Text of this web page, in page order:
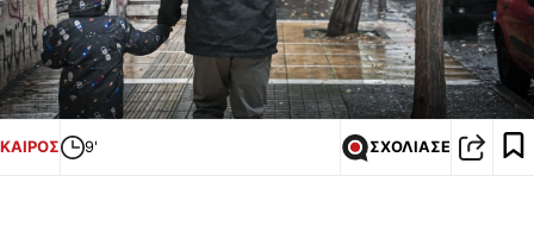
ΚΑΙΡΟΣ 9' ΣΧΟΛΙΑΣΕ